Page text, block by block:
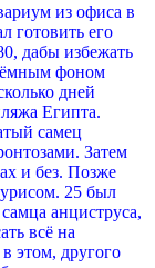
из офиса в
готовить его
дабы избежать
фоном
дней
Египта.
самец
Затем
и без. Позже
25 был
анциструса,
всё на
этом, другого